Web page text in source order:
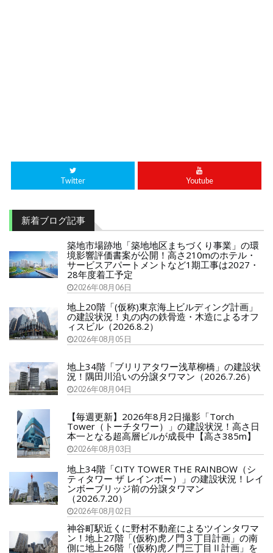
Twitter Youtube
新着ブログ記事
築地市場跡地「築地地区まちづくり事業」の環
境影響評価書案が公開！高さ210mのホテル・
サービスアパートメントなど1期工事は2027・
28年度着工予定
2026年08月06日
地上20階「(仮称)東京海上ビルディング計画」
の建設状況！丸の内の鉄骨造・木造によるオフ
ィスビル（2026.8.2）
2026年08月05日
地上34階「ブリリアタワー浅草柳橋」の建設状
況！隅田川沿いの分譲タワマン（2026.7.26）
2026年08月04日
【毎週更新】2026年8月2日撮影「Torch
Tower（トーチタワー）」の建設状況！高さ日
本一となる超高層ビルが成長中【高さ385m】
2026年08月03日
地上34階「CITY TOWER THE RAINBOW（シ
ティタワー ザ レインボー）」の建設状況！レイ
ンボーブリッジ前の分譲タワマン
（2026.7.20）
2026年08月02日
神谷町駅近くに野村不動産によるツインタワマ
ン！地上27階「(仮称)虎ノ門３丁目計画」の南
側に地上26階「(仮称)虎ノ門三丁目Ⅱ計画」を